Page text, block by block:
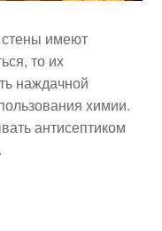
стены имеют
то их
наждачной
химии.
антисептиком